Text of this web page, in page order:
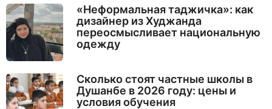
«Неформальная таджичка»: как
дизайнер из Худжанда
переосмысливает национальную
одежду
Сколько стоят частные школы в
Душанбе в 2026 году: цены и
условия обучения